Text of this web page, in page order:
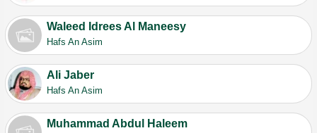
Waleed Idrees Al Maneesy
Hafs An Asim
Ali Jaber
Hafs An Asim
Muhammad Abdul Haleem